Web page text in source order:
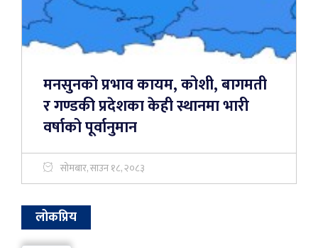
मनसुनको प्रभाव कायम, कोशी, बागमती
र गण्डकी प्रदेशका केही स्थानमा भारी
वर्षाको पूर्वानुमान
सोमबार, साउन १८, २०८३
लोकप्रिय